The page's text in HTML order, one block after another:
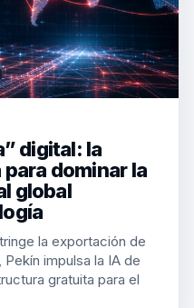
digital: la
dominar la
global
la exportación de
impulsa la IA de
gratuita para el